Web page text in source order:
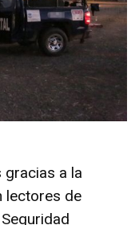
a la
lectores de